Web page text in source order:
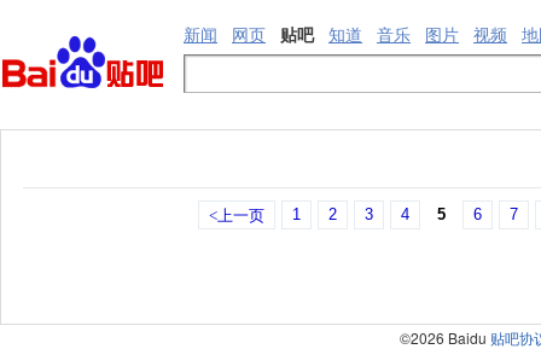
新闻 网页 贴吧 知道 音乐 图片 视频
<上一页 1 2 3 4 5 6 7
©2026 Baidu 贴吧协